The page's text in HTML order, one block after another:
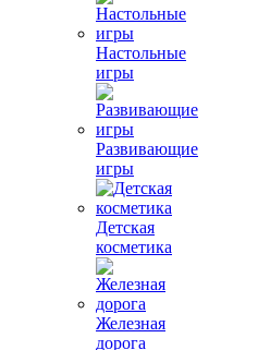
Настольные
игры
Развивающие
игры
Детская
косметика
Железная
дорога